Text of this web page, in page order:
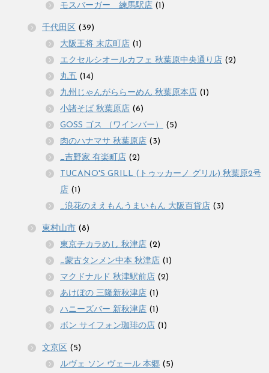
モスバーガー 練馬駅店 (1)
千代田区 (39)
大阪王将 末広町店 (1)
エクセルシオールカフェ 秋葉原中央通り店 (2)
丸五 (14)
九州じゃんがららーめん 秋葉原本店 (1)
小諸そば 秋葉原店 (6)
GOSS ゴス （ワインバー）
(5)
肉のハナマサ 秋葉原店 (3)
_吉野家 有楽町店 (2)
TUCANO'S GRILL (トゥッカーノ グリル) 秋葉原2号
店 (1)
_浪花のええもんうまいもん 大阪百貨店 (3)
東村山市 (8)
東京チカラめし 秋津店 (2)
_蒙古タンメン中本 秋津店 (1)
マクドナルド 秋津駅前店 (2)
あけぼの 三隆新秋津店 (1)
ハニーズバー 新秋津店 (1)
ボン サイフォン珈琲の店 (1)
文京区 (5)
ルヴェ ソン ヴェール 本郷 (5)